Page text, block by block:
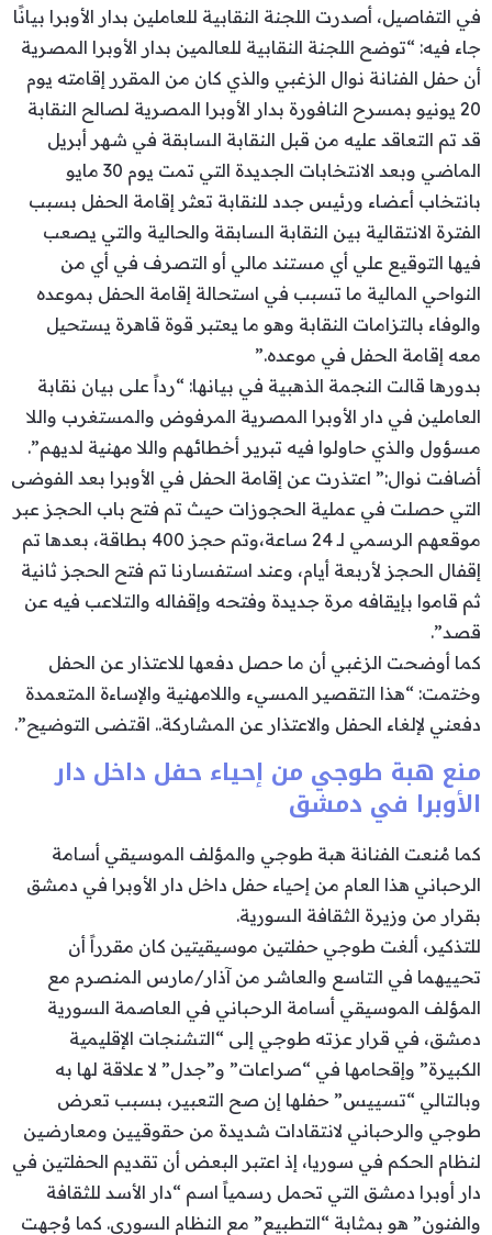
في التفاصيل، أصدرت اللجنة النقابية للعاملين بدار الأوبرا بيانًا
جاء فيه: “توضح اللجنة النقابية للعالمين بدار الأوبرا المصرية
أن حفل الفنانة نوال الزغبي والذي كان من المقرر إقامته يوم
20 يونيو بمسرح النافورة بدار الأوبرا المصرية لصالح النقابة
قد تم التعاقد عليه من قبل النقابة السابقة في شهر أبريل
الماضي وبعد الانتخابات الجديدة التي تمت يوم 30 مايو
بانتخاب أعضاء ورئيس جدد للنقابة تعثر إقامة الحفل بسبب
الفترة الانتقالية بين النقابة السابقة والحالية والتي يصعب
فيها التوقيع علي أي مستند مالي أو التصرف في أي من
النواحي المالية ما تسبب في استحالة إقامة الحفل بموعده
والوفاء بالتزامات النقابة وهو ما يعتبر قوة قاهرة يستحيل
معه إقامة الحفل في موعده.”
بدورها قالت النجمة الذهبية في بيانها: “رداً على بيان نقابة
العاملين في دار الأوبرا المصرية المرفوض والمستغرب واللا
مسؤول والذي حاولوا فيه تبرير أخطائهم واللا مهنية لديهم”.
أضافت نوال:” اعتذرت عن إقامة الحفل في الأوبرا بعد الفوضى
التي حصلت في عملية الحجوزات حيث تم فتح باب الحجز عبر
موقعهم الرسمي لـ 24 ساعة،وتم حجز 400 بطاقة، بعدها تم
إقفال الحجز لأربعة أيام، وعند استفسارنا تم فتح الحجز ثانية
ثم قاموا بإيقافه مرة جديدة وفتحه وإقفاله والتلاعب فيه عن
قصد”.
كما أوضحت الزغبي أن ما حصل دفعها للاعتذار عن الحفل
وختمت: “هذا التقصير المسيء واللامهنية والإساءة المتعمدة
دفعني لإلغاء الحفل والاعتذار عن المشاركة.. اقتضى التوضيح”.
منع هبة طوجي من إحياء حفل داخل دار
الأوبرا في دمشق
كما مُنعت الفنانة هبة طوجي والمؤلف الموسيقي أسامة
الرحباني هذا العام من إحياء حفل داخل دار الأوبرا في دمشق
بقرار من وزيرة الثقافة السورية.
للتذكير، ألغت طوجي حفلتين موسيقيتين كان مقرراً أن
تحييهما في التاسع والعاشر من آذار/مارس المنصرم مع
المؤلف الموسيقي أسامة الرحباني في العاصمة السورية
دمشق، في قرار عزته طوجي إلى “التشنجات الإقليمية
الكبيرة” وإقحامها في “صراعات” و”جدل” لا علاقة لها به
وبالتالي “تسييس” حفلها إن صح التعبير، بسبب تعرض
طوجي والرحباني لانتقادات شديدة من حقوقيين ومعارضين
لنظام الحكم في سوريا، إذ اعتبر البعض أن تقديم الحفلتين في
دار أوبرا دمشق التي تحمل رسمياً اسم “دار الأسد للثقافة
والفنون” هو بمثابة “التطبيع” مع النظام السوري. كما وُجهت